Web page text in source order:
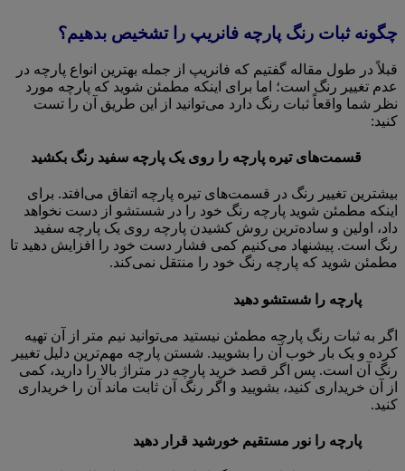
چگونه ثبات رنگ پارچه فانریپ را تشخیص بدهیم؟
قبلاً در طول مقاله گفتیم که فانریپ از جمله بهترین انواع پارچه در
عدم تغییر رنگ است؛ اما برای اینکه مطمئن شوید که پارچه مورد
نظر شما واقعاً ثبات رنگ دارد می‌توانید از این طریق آن را تست
کنید:
قسمت‌های تیره پارچه را روی یک پارچه سفید رنگ بکشید
بیشترین تغییر رنگ در قسمت‌های تیره پارچه اتفاق می‌افتد. برای
اینکه مطمئن شوید پارچه رنگ خود را در شستشو از دست نخواهد
داد، اولین و ساده‌ترین روش کشیدن پارچه روی یک پارچه سفید
رنگ است. پیشنهاد می‌کنیم کمی فشار دست خود را افزایش دهید تا
مطمئن شوید که پارچه رنگ خود را منتقل نمی‌کند.
پارچه را شستشو دهید
اگر به ثبات رنگ پارچه مطمئن نیستید می‌توانید نیم متر از آن تهیه
کرده و یک بار خوب آن را بشویید. شستن پارچه مهم‌ترین دلیل تغییر
رنگ آن است. پس اگر قصد خرید پارچه در متراژ بالا را دارید، کمی
از آن خریداری کنید، بشویید و اگر رنگ آن ثابت ماند آن را خریداری
کنید.
پارچه را نور مستقیم خورشید قرار دهید